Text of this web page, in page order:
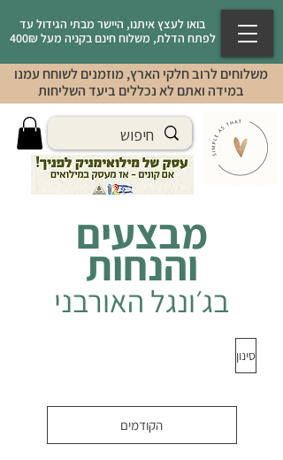
בואו לעצץ איתנו, היישר מבתי הגידול עד
לפתח הדלת, משלוח חינם בקניה מעל 400₪
משלוחים לרוב חלקי הארץ, מוזמנים לשוחח עמנו
במידה ואתם לא נכללים ביעד השליחות
מבצעים
והנחות
בג׳ונגל האורבני
סינון
הקודמים